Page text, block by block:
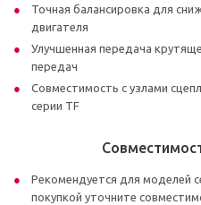
Точная балансировка для
двигателя
Улучшенная передача
передач
Совместимость с узлами
серии TF
Рекомендуется для моделей
покупкой уточните